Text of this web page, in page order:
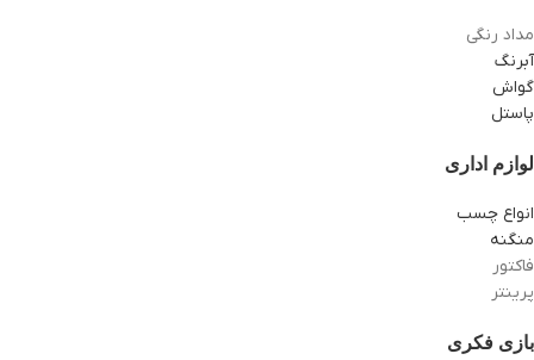
مداد رنگی
آبرنگ
گواش
پاستل
لوازم اداری
انواع چسب
منگنه
فاکتور
پرینتر
بازی فکری